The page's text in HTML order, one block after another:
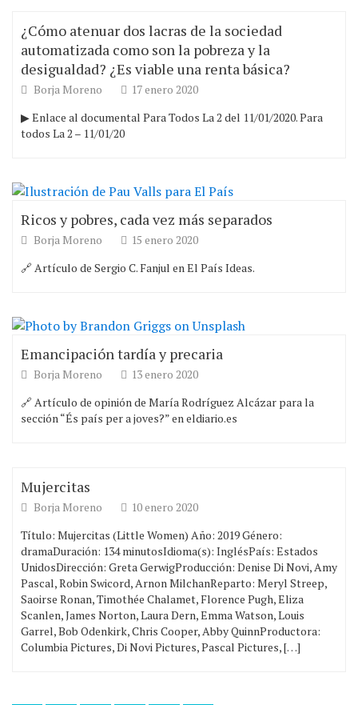
¿Cómo atenuar dos lacras de la sociedad
automatizada como son la pobreza y la
desigualdad? ¿Es viable una renta básica?
Borja Moreno
17 enero 2020
▶ Enlace al documental Para Todos La 2 del 11/01/2020. Para
todos La 2 – 11/01/20
Ricos y pobres, cada vez más separados
Borja Moreno
15 enero 2020
🔗 Artículo de Sergio C. Fanjul en El País Ideas.
Emancipación tardía y precaria
Borja Moreno
13 enero 2020
🔗 Artículo de opinión de María Rodríguez Alcázar para la
sección “És país per a joves?” en eldiario.es
Mujercitas
Borja Moreno
10 enero 2020
Título: Mujercitas (Little Women) Año: 2019 Género:
dramaDuración: 134 minutosIdioma(s): InglésPaís: Estados
UnidosDirección: Greta GerwigProducción: Denise Di Novi, Amy
Pascal, Robin Swicord, Arnon MilchanReparto: Meryl Streep,
Saoirse Ronan, Timothée Chalamet, Florence Pugh, Eliza
Scanlen, James Norton, Laura Dern, Emma Watson, Louis
Garrel, Bob Odenkirk, Chris Cooper, Abby QuinnProductora:
Columbia Pictures, Di Novi Pictures, Pascal Pictures, […]